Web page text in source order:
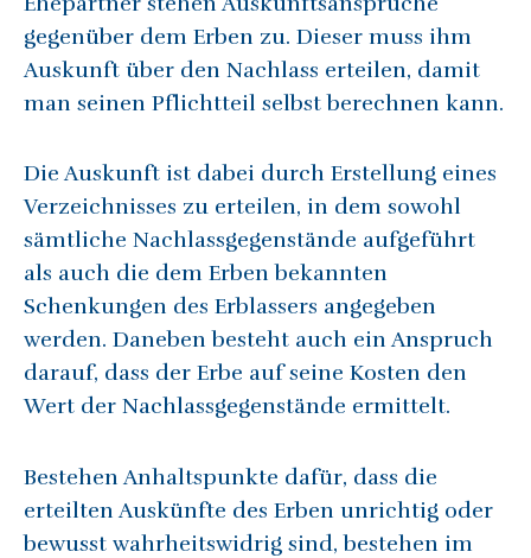
gegenüber dem Erben zu. Dieser muss ihm
Auskunft über den Nachlass erteilen, damit
man seinen Pflichtteil selbst berechnen kann.
Die Auskunft ist dabei durch Erstellung eines
Verzeichnisses zu erteilen, in dem sowohl
sämtliche Nachlassgegenstände aufgeführt
als auch die dem Erben bekannten
Schenkungen des Erblassers angegeben
werden. Daneben besteht auch ein Anspruch
darauf, dass der Erbe auf seine Kosten den
Wert der Nachlassgegenstände ermittelt.
Bestehen Anhaltspunkte dafür, dass die
erteilten Auskünfte des Erben unrichtig oder
bewusst wahrheitswidrig sind, bestehen im